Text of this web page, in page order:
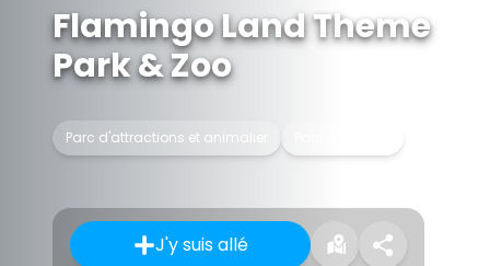
Flamingo Land Theme
Park & Zoo
Parc d'attractions et animalier
J'y suis allé